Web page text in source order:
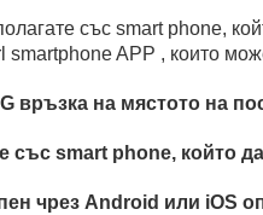
със smart phone,
APP , които
на мястото на
smart phone, който
чрез Android или iOS